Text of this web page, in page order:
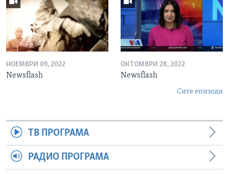
НОЕМВРИ 09, 2022
Newsflash
ОКТОМВРИ 28, 2022
Newsflash
Сите епизоди
ТВ ПРОГРАМА
РАДИО ПРОГРАМА